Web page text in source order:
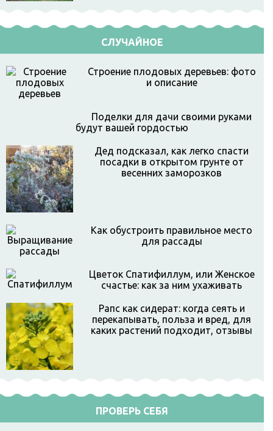
СЛУЧАЙНОЕ
Строение плодовых деревьев: фото
и описание
Поделки для дачи своими руками
будут вашей гордостью
Дед подсказал, как легко спасти
посадки в открытом грунте от
весенних заморозков
Как обустроить правильное место
для рассады
Цветок Спатифиллум, или Женское
счастье: как за ним ухаживать
Рапс как сидерат: когда сеять и
перекапывать, польза и вред, для
каких растений подходит, отзывы
ПРОВЕРЬ СЕБЯ